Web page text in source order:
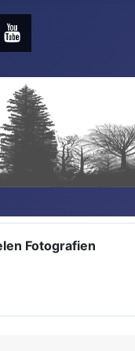
Fotografien